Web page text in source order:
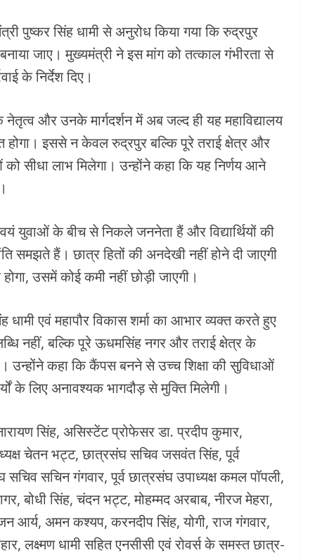
पुष्कर सिंह धामी से अनुरोध किया गया कि रुद्रपुर
जाए। मुख्यमंत्री ने इस मांग को तत्काल गंभीरता से
के निर्देश दिए।
और उनके मार्गदर्शन में अब जल्द ही यह महाविद्यालय
इससे न केवल रुद्रपुर बल्कि पूरे तराई क्षेत्र और
सीधा लाभ मिलेगा। उन्होंने कहा कि यह निर्णय आने
युवाओं के बीच से निकले जननेता हैं और विद्यार्थियों की
हैं। छात्र हितों की अनदेखी नहीं होने दी जाएगी
उसमें कोई कमी नहीं छोड़ी जाएगी।
एवं महापौर विकास शर्मा का आभार व्यक्त करते हुए
नहीं, बल्कि पूरे ऊधमसिंह नगर और तराई क्षेत्र के
है। उन्होंने कहा कि कैंपस बनने से उच्च शिक्षा की सुविधाओं
के लिए अनावश्यक भागदौड़ से मुक्ति मिलेगी।
सिंह, असिस्टेंट प्रोफेसर डा. प्रदीप कुमार,
चेतन भट्ट, छात्रसंघ सचिव जसवंत सिंह, पूर्व
सचिन गंगवार, पूर्व छात्रसंघ उपाध्यक्ष कमल पॉपली,
बोधी सिंह, चंदन भट्ट, मोहम्मद अरबाब, नीरज मेहरा,
आर्य, अमन कश्यप, करनदीप सिंह, योगी, राज गंगवार,
लक्ष्मण धामी सहित एनसीसी एवं रोवर्स के समस्त छात्र-